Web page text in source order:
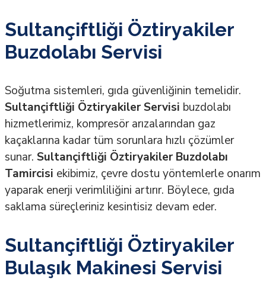
Sultançiftliği Öztiryakiler
Buzdolabı Servisi
Soğutma sistemleri, gıda güvenliğinin temelidir.
Sultançiftliği Öztiryakiler Servisi buzdolabı
hizmetlerimiz, kompresör arızalarından gaz
kaçaklarına kadar tüm sorunlara hızlı çözümler
sunar. Sultançiftliği Öztiryakiler Buzdolabı
Tamircisi ekibimiz, çevre dostu yöntemlerle onarım
yaparak enerji verimliliğini artırır. Böylece, gıda
saklama süreçleriniz kesintisiz devam eder.
Sultançiftliği Öztiryakiler
Bulaşık Makinesi Servisi